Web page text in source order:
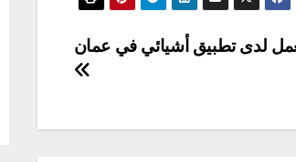
لدى تطبيق أشيائي في عمان